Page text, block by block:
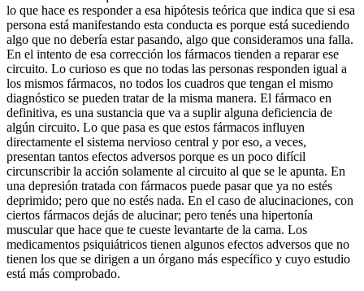
lo que hace es responder a esa hipótesis teórica que indica que si esa
persona está manifestando esta conducta es porque está sucediendo
algo que no debería estar pasando, algo que consideramos una falla.
En el intento de esa corrección los fármacos tienden a reparar ese
circuito. Lo curioso es que no todas las personas responden igual a
los mismos fármacos, no todos los cuadros que tengan el mismo
diagnóstico se pueden tratar de la misma manera. El fármaco en
definitiva, es una sustancia que va a suplir alguna deficiencia de
algún circuito. Lo que pasa es que estos fármacos influyen
directamente el sistema nervioso central y por eso, a veces,
presentan tantos efectos adversos porque es un poco difícil
circunscribir la acción solamente al circuito al que se le apunta. En
una depresión tratada con fármacos puede pasar que ya no estés
deprimido; pero que no estés nada. En el caso de alucinaciones, con
ciertos fármacos dejás de alucinar; pero tenés una hipertonía
muscular que hace que te cueste levantarte de la cama. Los
medicamentos psiquiátricos tienen algunos efectos adversos que no
tienen los que se dirigen a un órgano más específico y cuyo estudio
está más comprobado.